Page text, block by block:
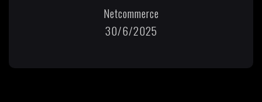
Netcommerce
30/6/2025